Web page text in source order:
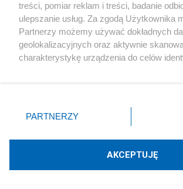
X Facebook Instagram
Technologię dostarcza:
treści, pomiar reklam i treści, badanie
ulepszanie usług. Za zgodą Użytkownika
Partnerzy możemy używać dokładnych
geolokalizacyjnych oraz aktywnie
charakterystykę urządzenia do celów
zmienić/wycofać klikając przycisk
znajdujący się w lewym dolnym rogu strony
rodzaje przetwarzania danych nie
użytkownika, ale masz prawo sprzeciwić
PARTNERZY
AKCEPTUJĘ